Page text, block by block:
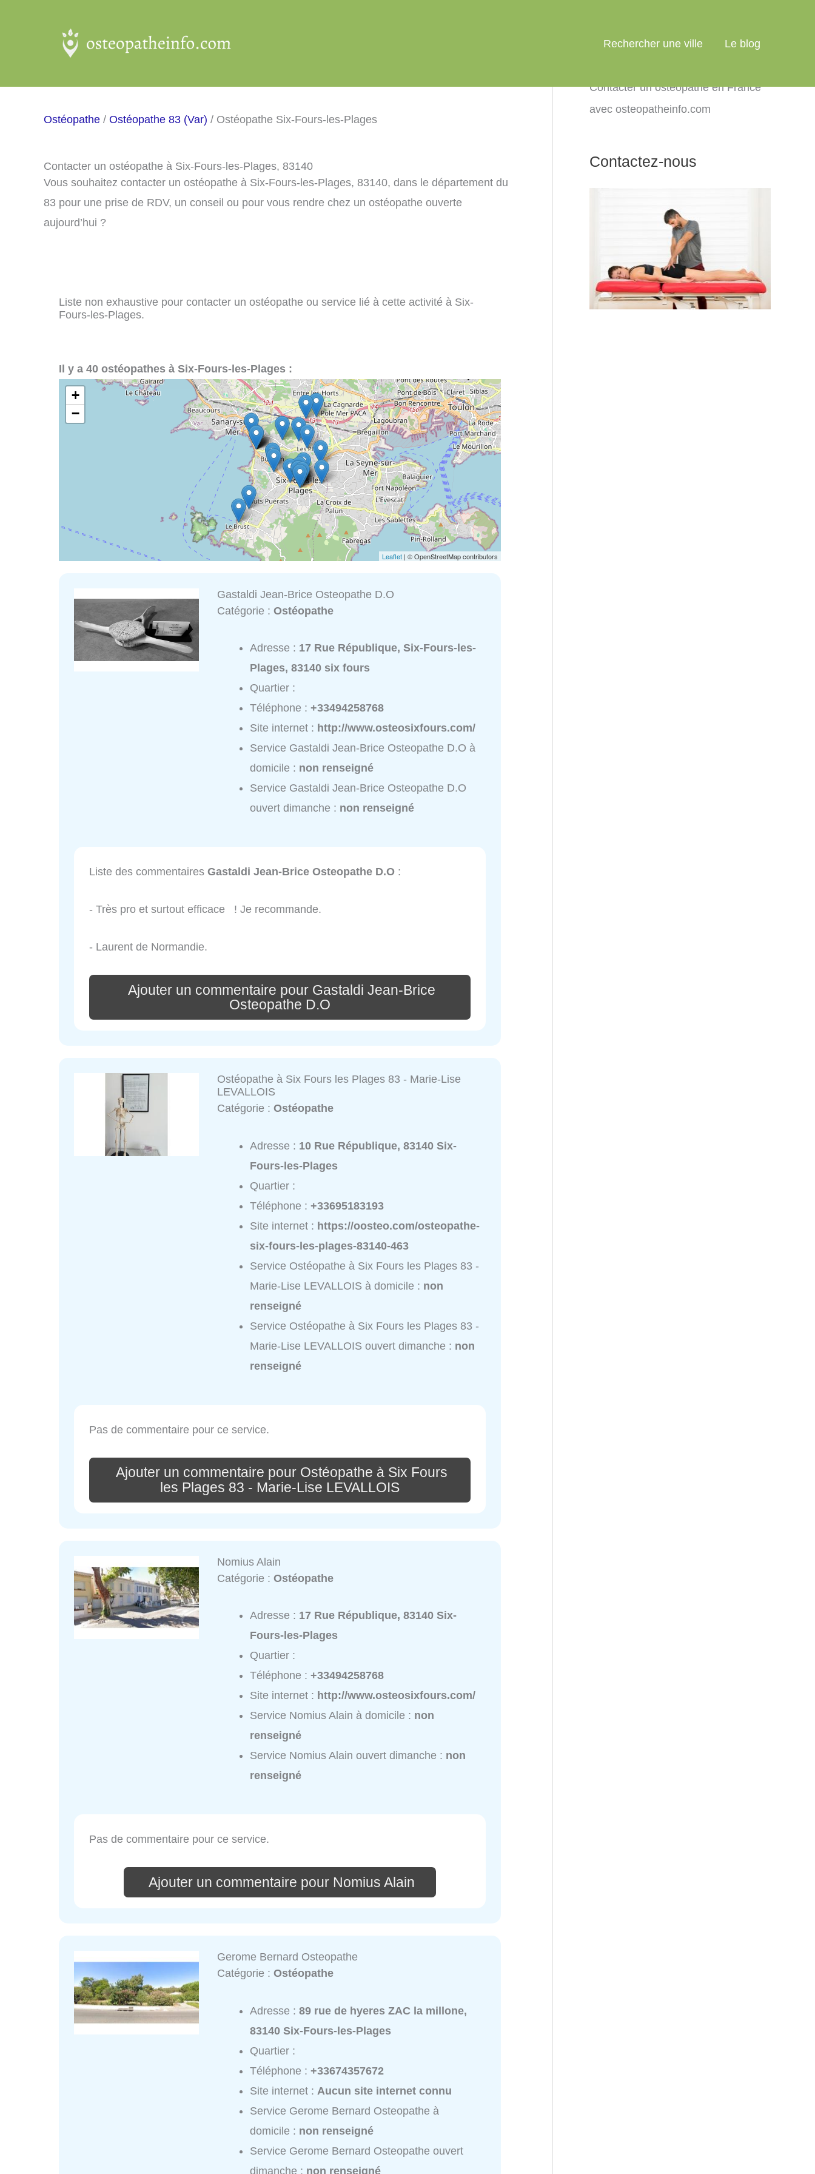
Rechercher une ville Le blog
Ostéopathe / Ostéopathe 83 (Var) / Ostéopathe Six-Fours-les-Plages
Contacter un ostéopathe à Six-Fours-les-Plages, 83140
Vous souhaitez contacter un ostéopathe à Six-Fours-les-Plages, 83140, dans le département du
83 pour une prise de RDV, un conseil ou pour vous rendre chez un ostéopathe ouverte
aujourd’hui ?
Liste non exhaustive pour contacter un ostéopathe ou service lié à cette activité à Six-
Fours-les-Plages.
Il y a 40 ostéopathes à Six-Fours-les-Plages :
+
−
Leaflet | © OpenStreetMap contributors
Gastaldi Jean-Brice Osteopathe D.O
Catégorie :Ostéopathe
Adresse : 17 Rue République, Six-Fours-les-
Plages, 83140 six fours
Quartier :
Téléphone :+33494258768
Site internet : http://www.osteosixfours.com/
Service Gastaldi Jean-Brice Osteopathe D.O à
domicile : non renseigné
Service Gastaldi Jean-Brice Osteopathe D.O
ouvert dimanche : non renseigné
Liste des commentaires Gastaldi Jean-Brice Osteopathe D.O :
- Très pro et surtout efficace ! Je recommande.
- Laurent de Normandie.
Ajouter un commentaire pour Gastaldi Jean-Brice
Osteopathe D.O
Ostéopathe à Six Fours les Plages 83 - Marie-Lise
LEVALLOIS
Catégorie :Ostéopathe
Adresse : 10 Rue République, 83140 Six-
Fours-les-Plages
Quartier :
Téléphone :+33695183193
Site internet : https://oosteo.com/osteopathe-
six-fours-les-plages-83140-463
Service Ostéopathe à Six Fours les Plages 83 -
Marie-Lise LEVALLOIS à domicile : non
renseigné
Service Ostéopathe à Six Fours les Plages 83 -
Marie-Lise LEVALLOIS ouvert dimanche : non
renseigné
Pas de commentaire pour ce service.
Ajouter un commentaire pour Ostéopathe à Six Fours
les Plages 83 - Marie-Lise LEVALLOIS
Nomius Alain
Catégorie :Ostéopathe
Adresse : 17 Rue République, 83140 Six-
Fours-les-Plages
Quartier :
Téléphone :+33494258768
Site internet : http://www.osteosixfours.com/
Service Nomius Alain à domicile : non
renseigné
Service Nomius Alain ouvert dimanche : non
renseigné
Pas de commentaire pour ce service.
Ajouter un commentaire pour Nomius Alain
Gerome Bernard Osteopathe
Catégorie :Ostéopathe
Adresse :89 rue de hyeres ZAC la millone,
83140 Six-Fours-les-Plages
Quartier :
Téléphone :+33674357672
Site internet : Aucun site internet connu
Service Gerome Bernard Osteopathe à
domicile : non renseigné
Service Gerome Bernard Osteopathe ouvert
dimanche : non renseigné
Contacter un ostéopathe en France
avec osteopatheinfo.com
Contactez-nous